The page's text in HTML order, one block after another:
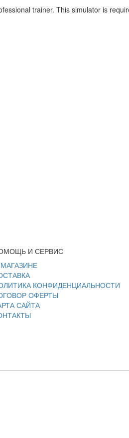
trainer. This simulator is
И СЕРВИС
КОНФИДЕНЦИАЛЬНОСТИ
ОФЕРТЫ
САЙТА